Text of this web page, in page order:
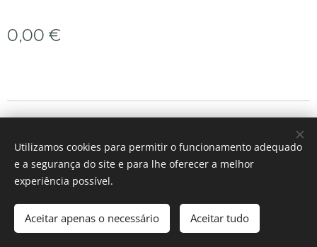
0,00 €
Esgotado
Imagens fornecidas porPexels
Cookies
Utilizamos cookies para permitir o funcionamento adequado
e a segurança do site e para lhe oferecer a melhor
experiência possível.
Aceitar apenas o necessário Aceitar tudo